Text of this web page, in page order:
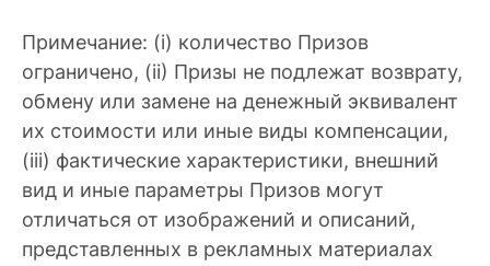
Примечание: (i) количество Призов
ограничено, (ii) Призы не подлежат возврату,
обмену или замене на денежный эквивалент
их стоимости или иные виды компенсации,
(iii) фактические характеристики, внешний
вид и иные параметры Призов могут
отличаться от изображений и описаний,
представленных в рекламных материалах